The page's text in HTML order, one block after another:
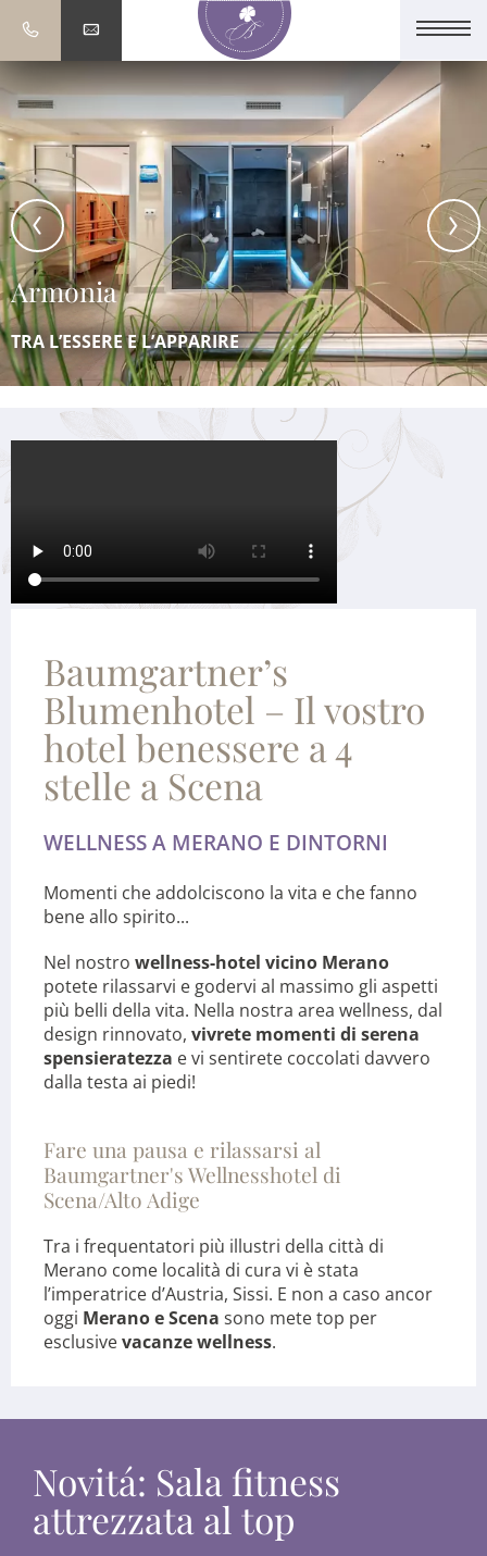
Armonia
TRA L’ESSERE E L’APPARIRE
Baumgartner’s
Blumenhotel – Il vostro
hotel benessere a 4
stelle a Scena
WELLNESS A MERANO E DINTORNI
Momenti che addolciscono la vita e che fanno
bene allo spirito...
Nel nostro wellness-hotel vicino Merano
potete rilassarvi e godervi al massimo gli aspetti
più belli della vita. Nella nostra area wellness, dal
design rinnovato, vivrete momenti di serena
spensieratezza e vi sentirete coccolati davvero
dalla testa ai piedi!
Fare una pausa e rilassarsi al
Baumgartner's Wellnesshotel di
Scena/Alto Adige
Tra i frequentatori più illustri della città di
Merano come località di cura vi è stata
l’imperatrice d’Austria, Sissi. E non a caso ancor
oggi Merano e Scena sono mete top per
esclusivevacanze wellness.
Novitá: Sala fitness
attrezzata al top